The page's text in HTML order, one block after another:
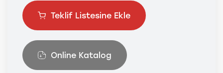
Teklif Listesine Ekle
Online Katalog